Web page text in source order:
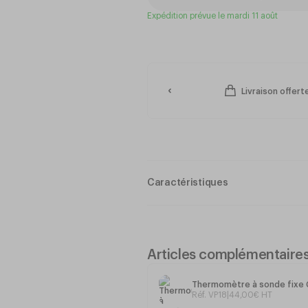
Expédition prévue le mardi 11 août
Livraison
Caractéristiques
Des valeurs sûres et précises
(viande…) et
Articles
Thermomètre à sonde fixe
Réf. VP18 44 00€ HT